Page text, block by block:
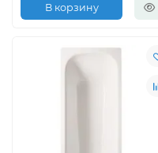
В корзину